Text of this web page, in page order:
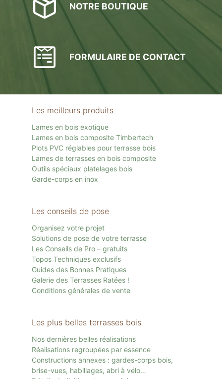
NOTRE BOUTIQUE
FORMULAIRE DE CONTACT
Les meilleurs produits
Lames en bois exotique
Lames en bois composite Timbertech
Plots PVC réglables pour terrasse bois
Lames de terrasses en bois composite
Outils spéciaux platelages bois
Garde-corps en inox
Les conseils de pose
Organisez votre projet
Solutions de pose de votre terrasse
Les Conseils de Pro – gratuits
Topos Techniques exclusifs
Guides des Bonnes Pratiques
Galerie des Terrasses Ratées !
Conditions générales de vente
Les plus belles terrasses bois
Nos dernières belles réalisations
Réalisations regroupées par essence
Constructions annexes : gardes-corps bois,
brise-vues, habillages, abri à vélo…